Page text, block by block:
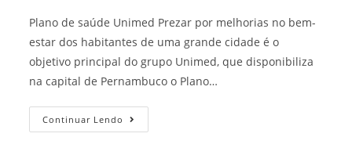
Plano de saúde Unimed Prezar por melhorias no bem-
estar dos habitantes de uma grande cidade é o
objetivo principal do grupo Unimed, que disponibiliza
na capital de Pernambuco o Plano…
Continuar Lendo Plano
De